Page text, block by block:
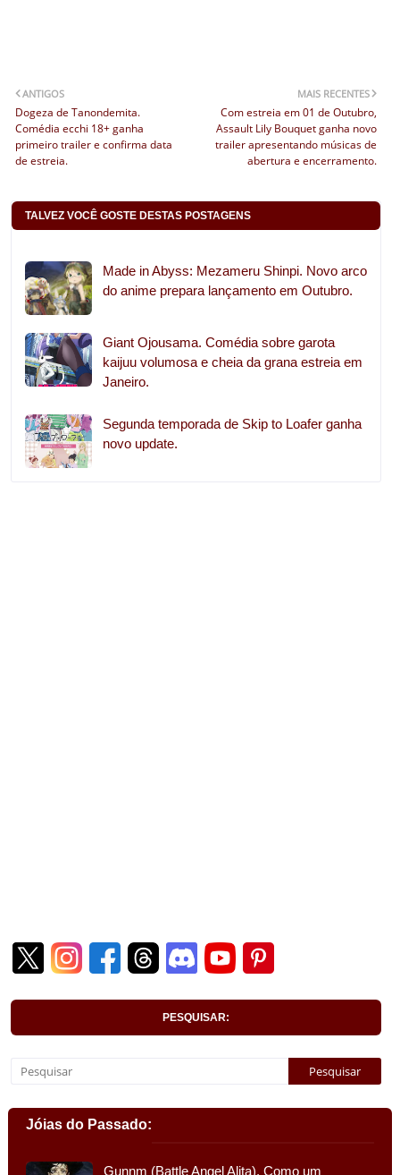
MAIS RECENTES
Com estreia em 01 de Outubro,
Assault Lily Bouquet ganha novo
trailer apresentando músicas de
abertura e encerramento.
ANTIGOS
Dogeza de Tanondemita.
Comédia ecchi 18+ ganha
primeiro trailer e confirma data
de estreia.
TALVEZ VOCÊ GOSTE DESTAS POSTAGENS
Made in Abyss: Mezameru Shinpi. Novo arco
do anime prepara lançamento em Outubro.
Giant Ojousama. Comédia sobre garota
kaijuu volumosa e cheia da grana estreia em
Janeiro.
Segunda temporada de Skip to Loafer ganha
novo update.
PESQUISAR:
Jóias do Passado:
Gunnm (Battle Angel Alita). Como um